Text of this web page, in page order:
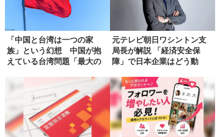
「中国と台湾は一つの家
族」という幻想 中国が抱
えている台湾問題「最大の
元テレビ朝日ワシントン支
局長が解説 「経済安全保
障」で日本企業はどう動